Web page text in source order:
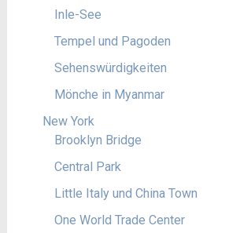
Inle-See
Tempel und Pagoden
Sehenswürdigkeiten
Mönche in Myanmar
New York
Brooklyn Bridge
Central Park
Little Italy und China Town
One World Trade Center